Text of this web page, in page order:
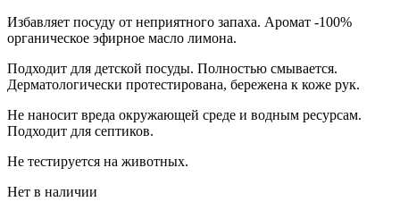
Избавляет посуду от неприятного запаха. Аромат -100%
органическое эфирное масло лимона.
Подходит для детской посуды. Полностью смывается.
Дерматологически протестирована, бережена к коже рук.
Не наносит вреда окружающей среде и водным ресурсам.
Подходит для септиков.
Не тестируется на животных.
Нет в наличии